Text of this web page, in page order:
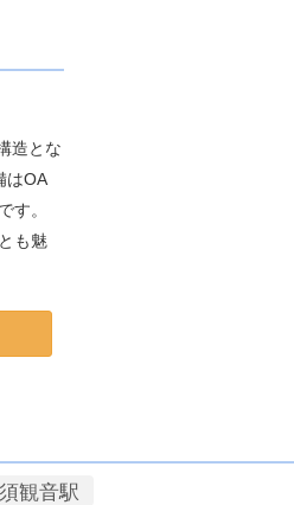
造とな
はOA
す。
も魅
観音駅